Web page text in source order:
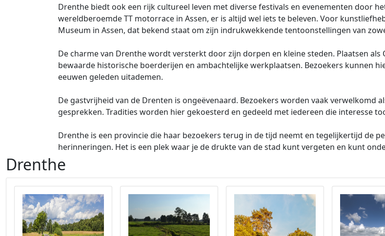
Drenthe biedt ook een rijk cultureel leven met diverse festivals en evenementen door
wereldberoemde TT motorrace in Assen, er is altijd wel iets te beleven. Voor
Museum in Assen, dat bekend staat om zijn indrukwekkende tentoonstellingen van
De charme van Drenthe wordt versterkt door zijn dorpen en kleine steden. Plaatsen
bewaarde historische boerderijen en ambachtelijke werkplaatsen. Bezoekers kunnen
eeuwen geleden uitademen.
De gastvrijheid van de Drenten is ongeëvenaard. Bezoekers worden vaak verwelkomd
gesprekken. Tradities worden hier gekoesterd en gedeeld met iedereen die interesse
Drenthe is een provincie die haar bezoekers terug in de tijd neemt en tegelijkertijd de
herinneringen. Het is een plek waar je de drukte van de stad kunt vergeten en kunt
Drenthe